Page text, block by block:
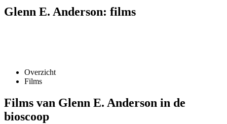
Glenn E. Anderson: films
Overzicht
Films
Films van Glenn E. Anderson in de
bioscoop